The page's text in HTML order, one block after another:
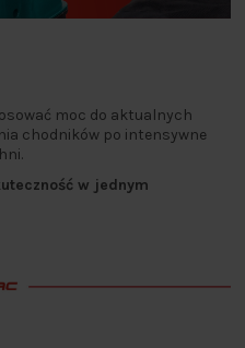
moc do aktualnych
chodników po intensywne
w jednym